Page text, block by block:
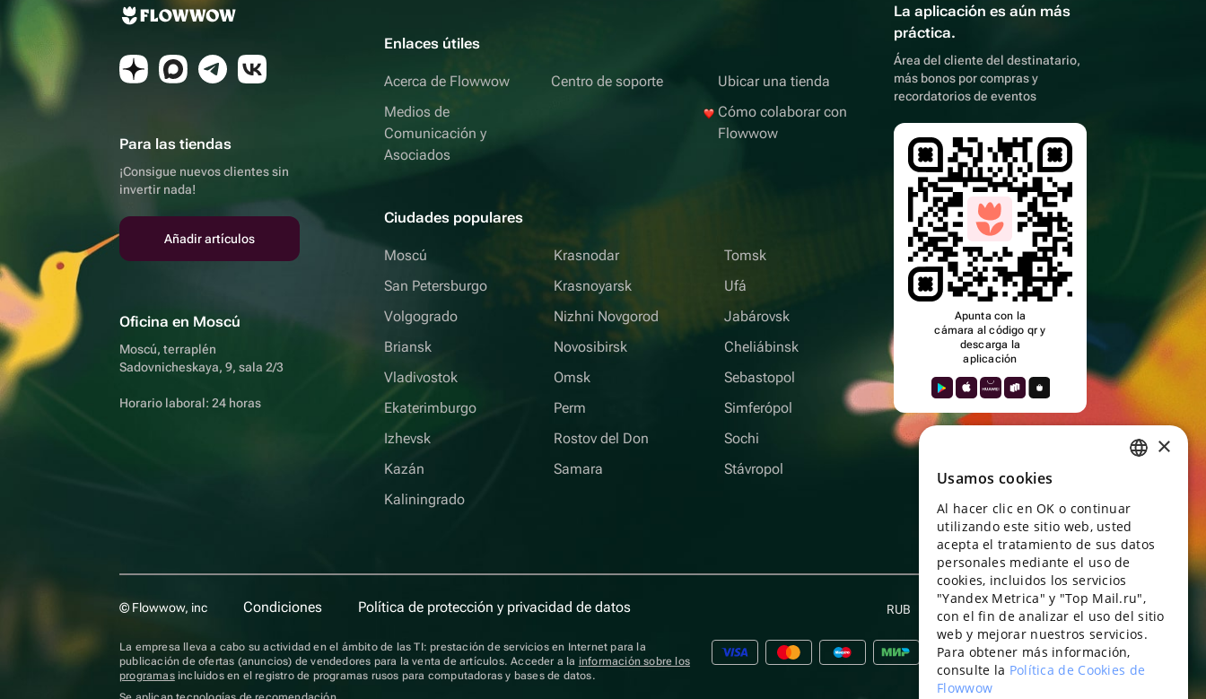
Para las tiendas
¡Consigue nuevos clientes sin
invertir nada!
Añadir artículos
Oficina en Moscú
Moscú, terraplén
Sadovnicheskaya, 9, sala 2/3
Horario laboral: 24 horas
Enlaces útiles
Acerca de Flowwow
Medios de
Comunicación y
Asociados
Centro de soporte
Ubicar una tienda
Cómo colaborar con
Flowwow
Ciudades populares
Moscú
San Petersburgo
Volgogrado
Briansk
Vladivostok
Ekaterimburgo
Izhevsk
Kazán
Kaliningrado
Krasnodar
Krasnoyarsk
Nizhni Novgorod
Novosibirsk
Omsk
Perm
Rostov del Don
Samara
Tomsk
Ufá
Jabárovsk
Cheliábinsk
Sebastopol
Simferópol
Sochi
Stávropol
La aplicación es aún más
práctica.
Área del cliente del destinatario,
más bonos por compras y
recordatorios de eventos
Apunta con la
cámara al código qr y
descarga la
aplicación
© Flowwow, inc Condiciones Política de protección y privacidad de datos RUB Español
La empresa lleva a cabo su actividad en el ámbito de las TI: prestación de servicios en Internet para la
publicación de ofertas (anuncios) de vendedores para la venta de artículos. Acceder a la información sobre los
programasincluidos en el registro de programas rusos para computadoras y bases de datos.
ENGLISH
UKRAINIAN
PORTUGUESE
SPANISH
HUNGARIAN
ITALIAN
×
Usamos cookies
Al hacer clic en OK o continuar
utilizando este sitio web, usted
acepta el tratamiento de sus datos
personales mediante el uso de
cookies, incluidos los servicios
"Yandex Metrica" y "Top Mail.ru",
con el fin de analizar el uso del sitio
web y mejorar nuestros servicios.
Para obtener más información,
consulte la Política de Cookies de
Flowwow